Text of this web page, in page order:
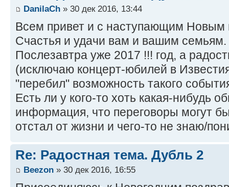
DanilaCh » 30 дек 2016, 13:44
Всем привет и с наступающим Новым
Счастья и удачи вам и вашим семьям.
Послезавтра уже 2017 !!! год, а
(исключаю концерт-юбилей в
"перебил" возможность такого
Есть ли у кого-то хоть какая-нибудь
информация, что переговоры могут
отстал от жизни и чего-то не знаю/
Re: Радостная тема. Дубль 2
Beezon » 30 дек 2016, 16:55